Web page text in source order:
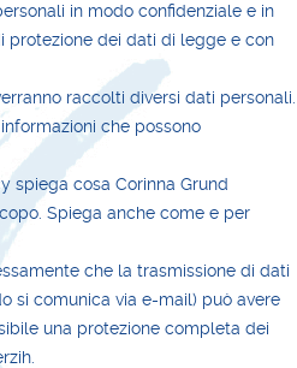
in modo confidenziale e in
protezione dei dati di legge e con
raccolti diversi dati personali.
che possono
spiega cosa Corinna Grund
Spiega anche come e per
che la trasmissione di dati
si comunica via e-mail) può avere
una protezione completa dei